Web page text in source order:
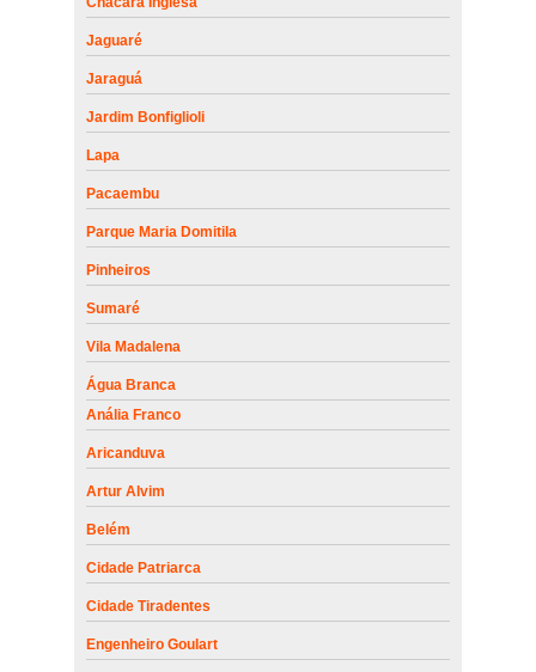
Jaguaré
Jaraguá
Jardim Bonfiglioli
Lapa
Pacaembu
Parque Maria Domitila
Pinheiros
Sumaré
Vila Madalena
Água Branca
Anália Franco
Aricanduva
Artur Alvim
Belém
Cidade Patriarca
Cidade Tiradentes
Engenheiro Goulart